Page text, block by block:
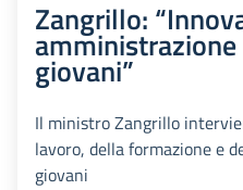
Zangrillo:
giovani”
Il ministro Zangrillo
lavoro, della formazione e
giovani